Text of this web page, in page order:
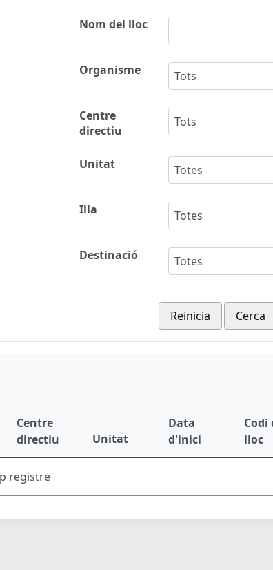
Nom del lloc
Organisme Tots
Centre
directiu
Tots
Unitat Totes
Illa Totes
Destinació Totes
Reinicia Cerca
Centre
directiu
Unitat
Data
d'inici
Codi
lloc
registre